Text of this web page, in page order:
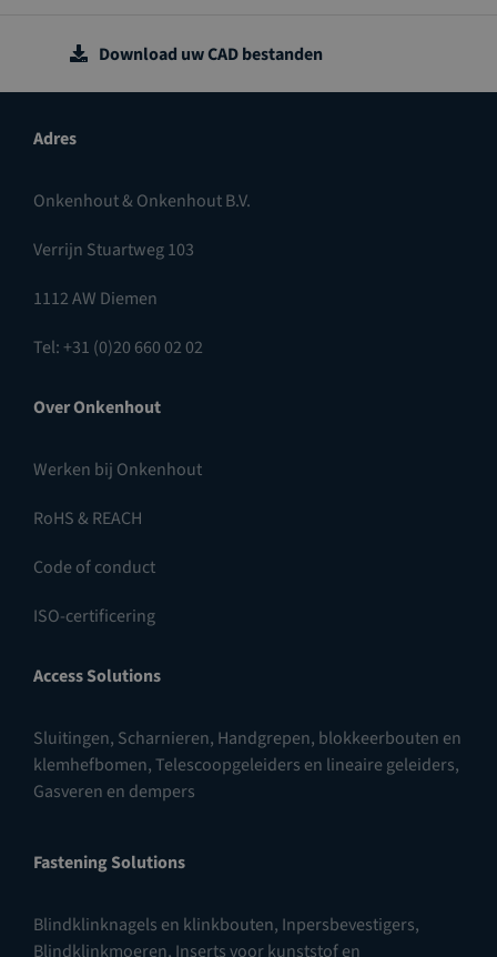
Download uw CAD bestanden
Adres
Onkenhout & Onkenhout B.V.
Verrijn Stuartweg 103
1112 AW Diemen
Tel: +31 (0)20 660 02 02
Over Onkenhout
Werken bij Onkenhout
RoHS & REACH
Code of conduct
ISO-certificering
Access Solutions
Sluitingen, Scharnieren, Handgrepen, blokkeerbouten en
klemhefbomen,Telescoopgeleiders en lineaire geleiders,
Gasveren en dempers
Fastening Solutions
Blindklinknagels en klinkbouten, Inpersbevestigers,
Blindklinkmoeren, Inserts voor kunststof en